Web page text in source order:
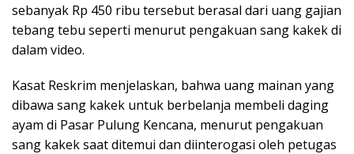
sebanyak Rp 450 ribu tersebut berasal dari uang gajian
tebang tebu seperti menurut pengakuan sang kakek di
dalam video.
Kasat Reskrim menjelaskan, bahwa uang mainan yang
dibawa sang kakek untuk berbelanja membeli daging
ayam di Pasar Pulung Kencana, menurut pengakuan
sang kakek saat ditemui dan diinterogasi oleh petugas